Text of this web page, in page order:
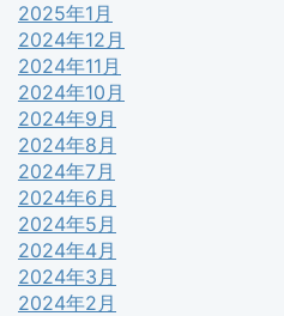
2025年1月
2024年12月
2024年11月
2024年10月
2024年9月
2024年8月
2024年7月
2024年6月
2024年5月
2024年4月
2024年3月
2024年2月